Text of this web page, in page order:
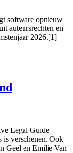
software opnieuw
auteursrechten en
2026.[1]
Legal Guide
verschenen. Ook
Geel en Emilie Van